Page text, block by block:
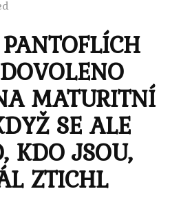
MATURITNÍ
SE ALE
KDO JSOU,
ZTICHL